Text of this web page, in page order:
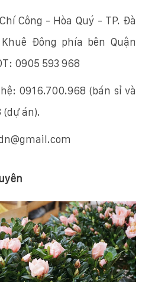
Công - Hòa Quý - TP. Đà
Đông phía bên Quận
0905 593 968
0916.700.968 (bán sỉ và
(dự án).